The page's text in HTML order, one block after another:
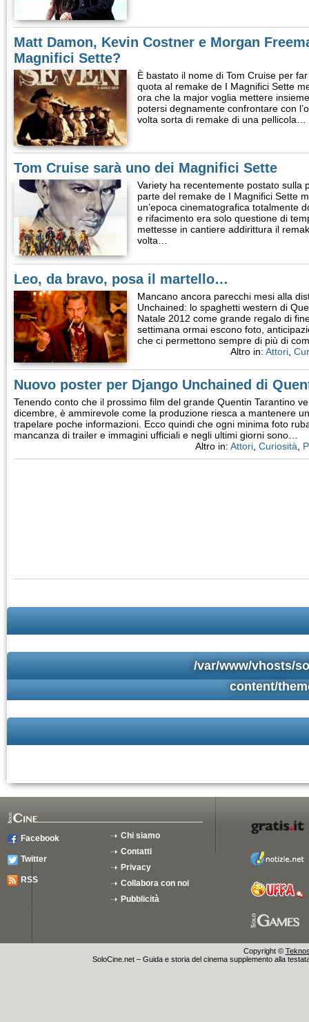
Matt Damon, Kevin Costner e Morgan
Magnifici Sette?
È bastato il nome di Tom Cruise per
quota al remake de I Magnifici Sette
ora che la major voglia mettere
potersi degnamente confrontare con
volta sorta di remake di una pellicola…
Tom Cruise sarà uno dei Magnifici Sette
Variety ha recentemente postato sulla
parte del remake de I Magnifici Sette
un’epoca cinematografica totalmente
e rifacimento era solo questione di
mettesse in cantiere addirittura il
volta…
Leo, da bravo, posa il martello…
Mancano ancora parecchi mesi alla
Unchained: lo spaghetti western di
Natale 2012 come grande regalo di
settimana ormai escono foto,
che ci permettono sempre di più di
Altro in: Attori
Nuovo poster per Django Unchained di
Tenendo conto che il prossimo film del grande Quentin Tarantino
dicembre, è ammirevole come la produzione riesca a mantenere
trapelare poche informazioni. Ecco quindi che ogni minima foto
mancanza di trailer e immagini ufficiali e negli ultimi giorni sono…
Altro in: Attori Curiosità
/var/www/vhosts/
content/
Facebook
Twitter
RSS
Chi siamo
Contatti
Privacy
Collabora con noi
Pubblicità
Copyright ©
SoloCine.net – Guida e storia del cinema supplemento alla